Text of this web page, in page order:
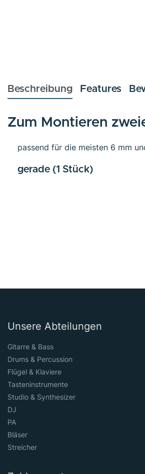
Beschreibung Features
Zum Montieren
passend für die meisten 6 mm
gerade (1 Stück)
Unsere Abteilungen
Gitarre & Bass
Drums & Percussion
Flügel & Klaviere
Tasteninstrumente
Studio & Synthesizer
DJ
PA
Bläser
Streicher